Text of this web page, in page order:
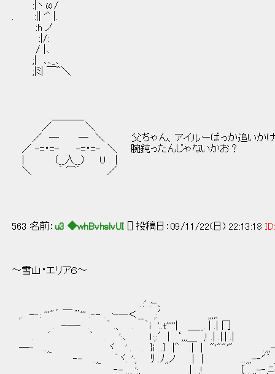
:|ヽω/
. :|| '^ |.
:h ノ
:|/:
/ |､
;| ､､_､
;|ﾐ| ￣＾＼
／ ＼
／ ─ ─ ＼ 父ちゃん、アイルーばっか追いかけ
／ -=・=- -=・=- ＼ 腕鈍ったんじゃないかお？
| （__人__） U |
＼ ｀ ⌒´ ／
563 名前： u3 ◆whBvhslvUI [] 投稿日：09/11/22(日) 22:13:18 ID:
～雪山・エリア６～
.:' :ｰ､
,. -‐: '''"´ ￣ ¨''' :‐- . ｰ―
. -―- . ｀ .、 . ｀i '..ｔ'''''| ＿
. ´ ｀ . ':､ ｌ:,:′| ‘,,,＿ ,! .|
―- ..,_ ヾ ' . . }i .} |＾ .| | "'""'" .,,,-
‐- ..,_ ｀ヾ. ':, ﾘ .ﾉ,,ノ | | ...,,,-‐'ﾞ｀ _,,―''
‐- ..,_':, .| ,! 〔 ._,,-‐,ﾆ-ｯ 丿 ./ ｀ﾞl